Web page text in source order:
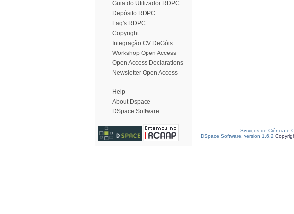
Guia do Utilizador RDPC
Depósito RDPC
Faq's RDPC
Copyright
Integração CV DeGóis
Workshop Open Access
Open Access Declarations
Newsletter Open Access
Help
About Dspace
DSpace Software
Serviços de Ciência e
DSpace Software, version 1.6.2